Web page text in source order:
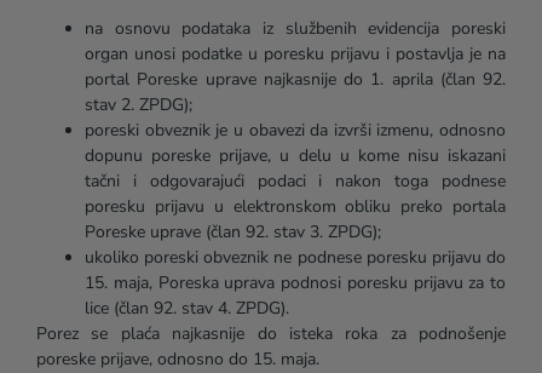
na osnovu podataka iz službenih evidencija poreski
organ unosi podatke u poresku prijavu i postavlja je na
portal Poreske uprave najkasnije do 1. aprila (član 92.
stav 2. ZPDG);
poreski obveznik je u obavezi da izvrši izmenu, odnosno
dopunu poreske prijave, u delu u kome nisu iskazani
tačni i odgovarajući podaci i nakon toga podnese
poresku prijavu u elektronskom obliku preko portala
Poreske uprave (član 92. stav 3. ZPDG);
ukoliko poreski obveznik ne podnese poresku prijavu do
15. maja, Poreska uprava podnosi poresku prijavu za to
lice (član 92. stav 4. ZPDG).
Porez se plaća najkasnije do isteka roka za podnošenje
poreske prijave, odnosno do 15. maja.